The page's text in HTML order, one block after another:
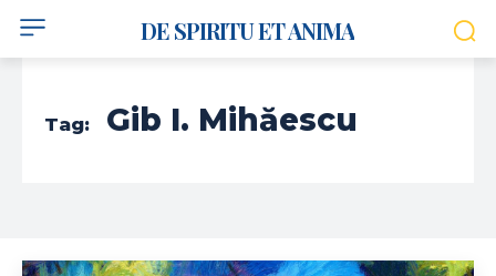
DE SPIRITU ET ANIMA
Tag: Gib I. Mihăescu